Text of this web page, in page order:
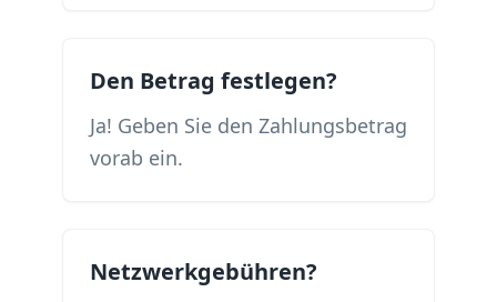
Den Betrag festlegen?
Ja! Geben Sie den Zahlungsbetrag
vorab ein.
Netzwerkgebühren?